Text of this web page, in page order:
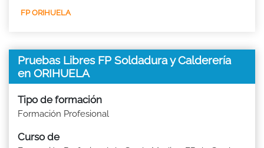
FP ORIHUELA
Pruebas Libres FP Soldadura y Calderería
en ORIHUELA
Tipo de formación
Formación Profesional
Curso de